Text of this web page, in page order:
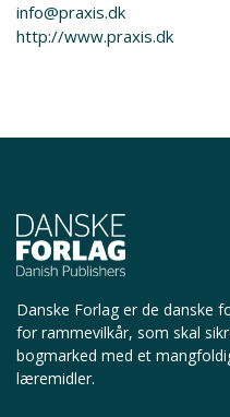
info@praxis.dk
http://www.praxis.dk
Danske Forlag er de danske
for rammevilkår, som skal
bogmarked med et
læremidler.